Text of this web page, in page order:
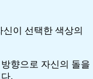
이 선택한 색상의
향으로 자신의 돌을
.